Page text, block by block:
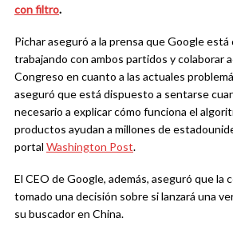
con filtro.
Pichar aseguró a la prensa que Google
trabajando con ambos partidos y colaborar
Congreso en cuanto a las actuales
aseguró que está dispuesto a sentarse
necesario a explicar cómo funciona el
productos ayudan a millones de
portal Washington Post.
El CEO de Google, además, aseguró que la
tomado una decisión sobre si lanzará una
su buscador en China.